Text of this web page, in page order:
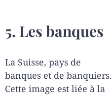
5. Les banques
La Suisse, pays de
banques et de banquiers.
Cette image est liée à la